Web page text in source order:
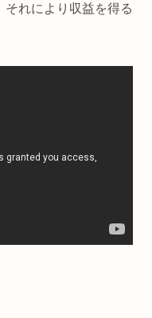
それにより収益を得る